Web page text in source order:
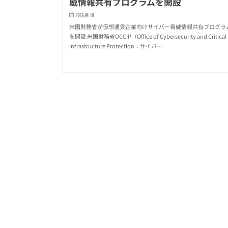
2026.04.10
米国財務省が仮想通貨企業向けサイバー脅威情報共有プログラ
を開設 米国財務省OCCIP（Office of Cybersecurity and Critical
Infrastructure Protection：サイバ…